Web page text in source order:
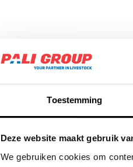
Toestemming
Deze website maakt gebruik
We gebruiken cookies om